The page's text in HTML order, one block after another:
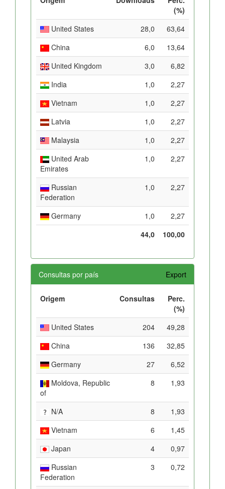
(%)
United States
28,0
63,64
China
6,0
13,64
United Kingdom
3,0
6,82
India
1,0
2,27
Vietnam
1,0
2,27
Latvia
1,0
2,27
Malaysia
1,0
2,27
United Arab
Emirates
1,0 2,27
Russian
Federation
1,0 2,27
Germany 1,0
2,27
44,0
100,00
Consultas por país Export
Origem Consultas
Perc.
(%)
United States
204
49,28
China
136
32,85
Germany
27
6,52
Moldova, Republic
of
8 1,93
N/A 8
1,93
Vietnam
6
1,45
Japan
4
0,97
Russian
Federation
3 0,72